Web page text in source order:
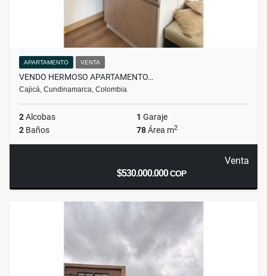
APARTAMENTO VENTA
VENDO HERMOSO APARTAMENTO…
Cajicá, Cundinamarca, Colombia
2Alcobas 1 Garaje
2 Baños 78Área m2
Venta
$530.000.000COP